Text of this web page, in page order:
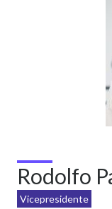
Rodolfo
Vicepresidente